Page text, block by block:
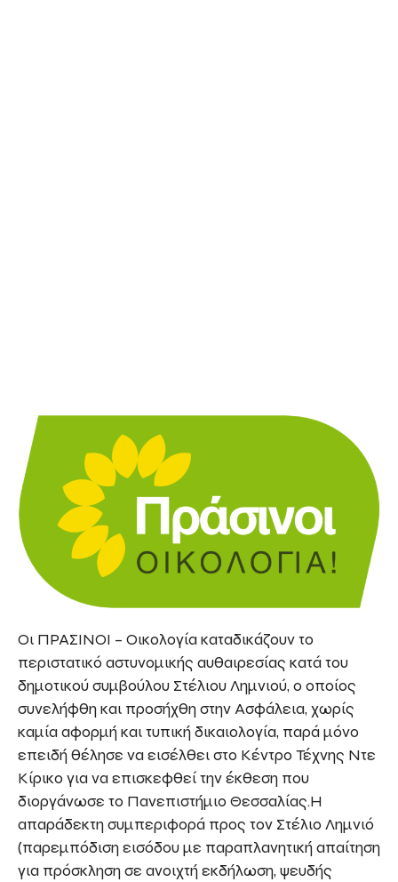
Οι ΠΡΑΣΙΝΟΙ – Οικολογία καταδικάζουν το
περιστατικό αστυνομικής αυθαιρεσίας κατά του
δημοτικού συμβούλου Στέλιου Λημνιού, ο οποίος
συνελήφθη και προσήχθη στην Ασφάλεια, χωρίς
καμία αφορμή και τυπική δικαιολογία, παρά μόνο
επειδή θέλησε να εισέλθει στο Κέντρο Τέχνης Ντε
Κίρικο για να επισκεφθεί την έκθεση που
διοργάνωσε το Πανεπιστήμιο Θεσσαλίας.Η
απαράδεκτη συμπεριφορά προς τον Στέλιο Λημνιό
(παρεμπόδιση εισόδου με παραπλανητική απαίτηση
για πρόσκληση σε ανοιχτή εκδήλωση, ψευδής